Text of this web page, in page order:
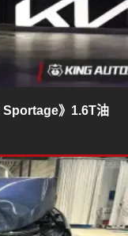
Sportage》1.6T油